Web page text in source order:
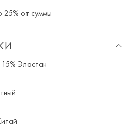
25% от суммы
Эластан